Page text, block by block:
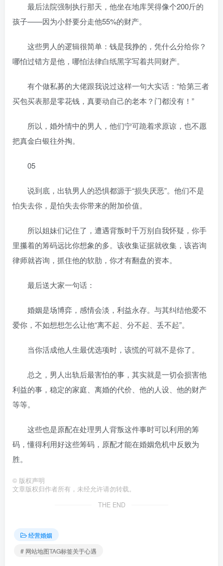
最后法院强制执行那天，他坐在地库哭得像个200斤的
孩子——因为小舒要分走他55%的财产。
这些男人的逻辑很简单：钱是我挣的，凭什么分给你？
哪怕过错方是他，哪怕法律白纸黑字写着共同财产。
有个做私募的大佬跟我说过这样一句大实话：“给第三者
买包买表那是零花钱，真要动自己的老本？门都没有！”
所以，婚外情中的男人，他们宁可跪着求原谅，也不愿
把真金白银往外掏。
05
说到底，出轨男人的恐惧都源于“损失厌恶”。他们不是
怕失去你，是怕失去你带来的附加价值。
所以姐妹们记住了，遭遇背叛时千万别自我怀疑，你手
里攥着的筹码远比你想象的多。该收集证据就收集，该咨询
律师就咨询，抓住他的软肋，你才有翻盘的资本。
最后送大家一句话：
婚姻是场博弈，感情会淡，利益永存。与其纠结他爱不
爱你，不如想想怎么让他“离不起、分不起、丢不起”。
当你活成他人生最优选项时，该慌的可就不是你了。
总之，男人出轨后最害怕的事，其实就是一切会损害他
利益的事，稳定的家庭、离婚的代价、他的人设、他的财产
等等。
这些也是原配在处理男人背叛这件事时可以利用的筹
码，懂得利用好这些筹码，原配才能在婚姻危机中反败为
胜。
© 版权声明
文章版权归作者所有，未经允许请勿转载。
THE END
经营婚姻
# 网站地图TAG标签关于心遇